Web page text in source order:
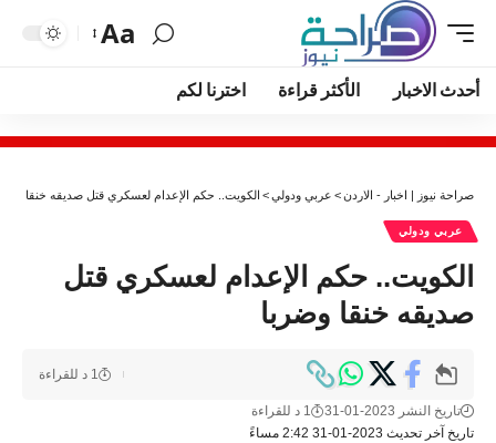
Aa
أحدث الاخبار الأكثر قراءة اخترنا لكم
صراحة نيوز | اخبار - الاردن> عربي ودولي> الكويت.. حكم الإعدام لعسكري قتل صديقه خنقا
عربي ودولي
الكويت.. حكم الإعدام لعسكري قتل
صديقه خنقا وضربا
تاريخ آخر تحديث 2023-01-31 2:42 مساءً
تاريخ النشر 2023-01-31 1 د للقراءة
1 د للقراءة